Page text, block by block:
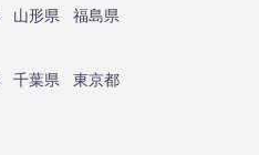
山形県
福島県
千葉県
東京都